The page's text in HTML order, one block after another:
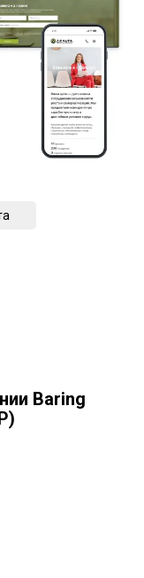
Baring